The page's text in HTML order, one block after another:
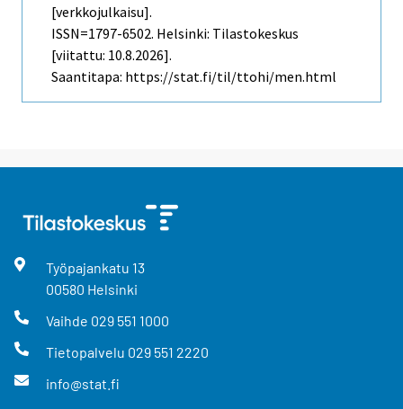
[verkkojulkaisu].
ISSN=1797-6502. Helsinki: Tilastokeskus
[viitattu: 10.8.2026].
Saantitapa: https://stat.fi/til/ttohi/men.html
Työpajankatu 13
00580 Helsinki
Vaihde 029 551 1000
Tietopalvelu 029 551 2220
info@stat.fi